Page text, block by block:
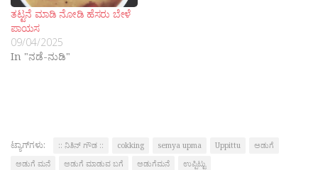
ತಟ್ಟನೆ ಮಾಡಿ ನೋಡಿ ಹೆಸರು ಬೇಳೆ
ಪಾಯಸ
09/04/2025
In "ನಡೆ-ನುಡಿ"
ಟ್ಯಾಗ್‌ಗಳು: :: ನಿತಿನ್ ಗೌಡ :: cokking semya upma Uppittu
ಅಡುಗೆ
ಅಡುಗೆ ಮನೆ
ಅಡುಗೆ ಮಾಡುವ ಬಗೆ ಅಡುಗೆಮನೆ
ಉಪ್ಪಿಟ್ಟು